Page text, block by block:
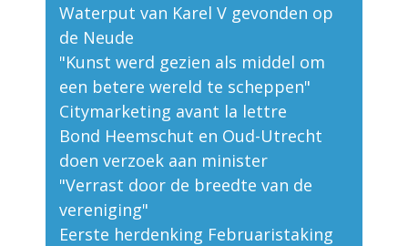
Waterput van Karel V gevonden op
de Neude
"Kunst werd gezien als middel om
een betere wereld te scheppen"
Citymarketing avant la lettre
Bond Heemschut en Oud-Utrecht
doen verzoek aan minister
"Verrast door de breedte van de
vereniging"
Eerste herdenking Februaristaking